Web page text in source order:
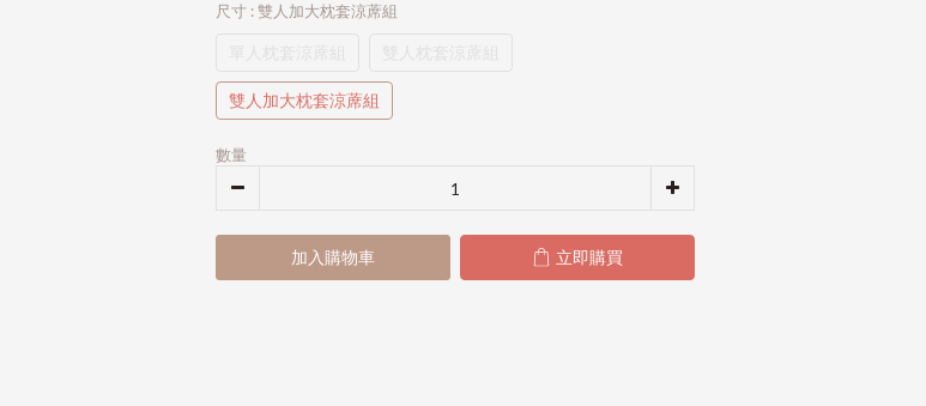
尺寸 : 雙人加大枕套涼蓆組
雙人加大枕套涼蓆組
數量
加入購物車 立即購買